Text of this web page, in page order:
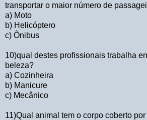
transportar o maior número de
a) Moto
b) Helicóptero
c) Ônibus
10)qual destes profissionais trabalha
beleza?
a) Cozinheira
b) Manicure
c) Mecânico
11)Qual animal tem o corpo coberto